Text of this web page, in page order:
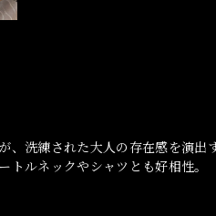
、洗練された大人の存在感を演出
ルネックやシャツとも好相性。